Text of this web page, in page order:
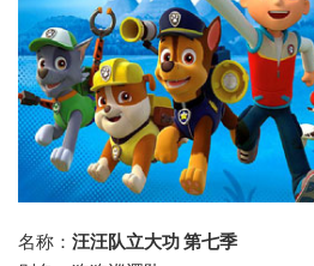
名称： 汪汪队立大功 第七季